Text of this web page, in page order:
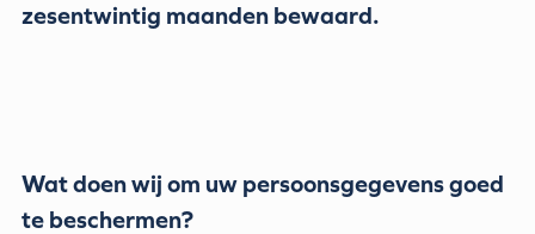
zesentwintig maanden bewaard.
Wat doen wij om uw persoonsgegevens goed
te beschermen?